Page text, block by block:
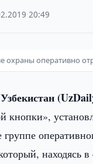
·20:49
охраны оперативно
кнопки»,
находясь